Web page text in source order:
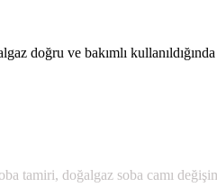
doğru ve bakımlı
tamiri, doğalgaz soba camı